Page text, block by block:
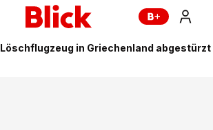
Löschflugzeug in Griechenland abgestürzt